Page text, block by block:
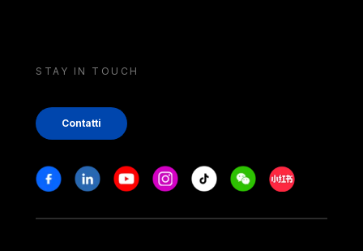
STAY IN TOUCH
Contatti
Stay in touch
FacebookLinkedinYoutubeInstagram
Tiktok WeechatXiaohongshu/